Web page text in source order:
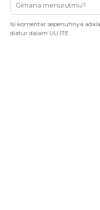
Isi komentar sepenuhnya
diatur dalam UU ITE